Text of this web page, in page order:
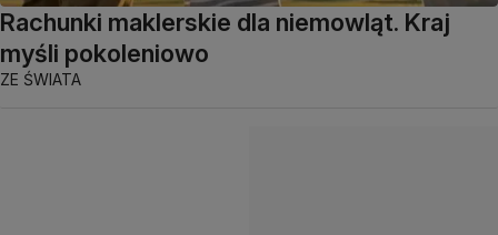
Rachunki maklerskie dla niemowląt. Kraj
myśli pokoleniowo
ZE ŚWIATA